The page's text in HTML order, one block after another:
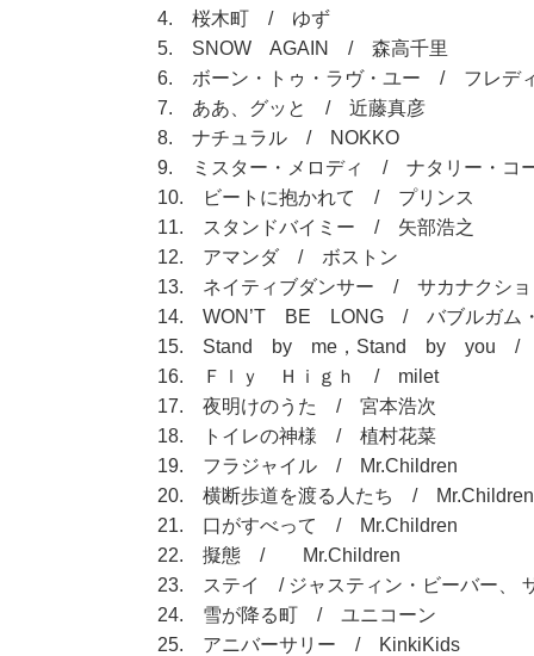
4. 桜木町 / ゆず
5. SNOW AGAIN / 森高千里
6. ボーン・トゥ・ラヴ・ユー / フレデ
7. ああ、グッと / 近藤真彦
8. ナチュラル / NOKKO
9. ミスター・メロディ / ナタリー・コ
10. ビートに抱かれて / プリンス
11. スタンドバイミー / 矢部浩之
12. アマンダ / ボストン
13. ネイティブダンサー / サカナクショ
14. WON’T BE LONG / バブルガム・
15. Stand by me，Stand by you /
16. Ｆｌｙ Ｈｉｇｈ / milet
17. 夜明けのうた / 宮本浩次
18. トイレの神様 / 植村花菜
19. フラジャイル / Mr.Children
20. 横断歩道を渡る人たち / Mr.Children
21. 口がすべって / Mr.Children
22. 擬態 / Mr.Children
23. ステイ / ジャスティン・ビーバー、
24. 雪が降る町 / ユニコーン
25. アニバーサリー / KinkiKids